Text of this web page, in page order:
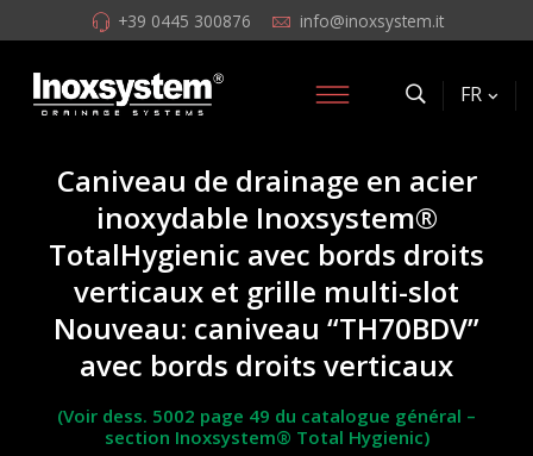
+39 0445 300876 info@inoxsystem.it
FR
Caniveau de drainage en acier
inoxydable Inoxsystem®
TotalHygienic avec bords droits
verticaux et grille multi-slot
Nouveau: caniveau “TH70BDV”
avec bords droits verticaux
(Voir dess. 5002 page 49 du catalogue général –
section Inoxsystem® Total Hygienic)